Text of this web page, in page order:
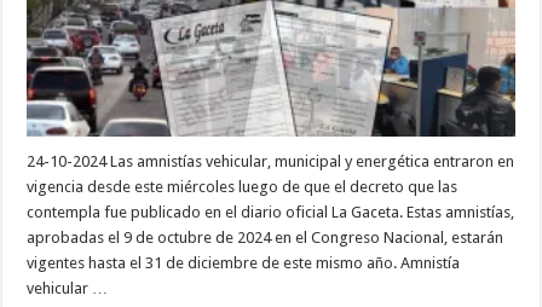
24-10-2024 Las amnistías vehicular, municipal y energética entraron en
vigencia desde este miércoles luego de que el decreto que las
contempla fue publicado en el diario oficial La Gaceta. Estas amnistías,
aprobadas el 9 de octubre de 2024 en el Congreso Nacional, estarán
vigentes hasta el 31 de diciembre de este mismo año. Amnistía
vehicular …